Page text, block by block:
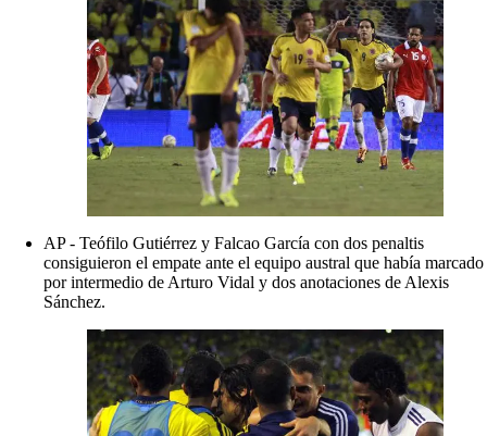
AP - Teófilo Gutiérrez y Falcao García con dos penaltis
consiguieron el empate ante el equipo austral que había marcado
por intermedio de Arturo Vidal y dos anotaciones de Alexis
Sánchez.